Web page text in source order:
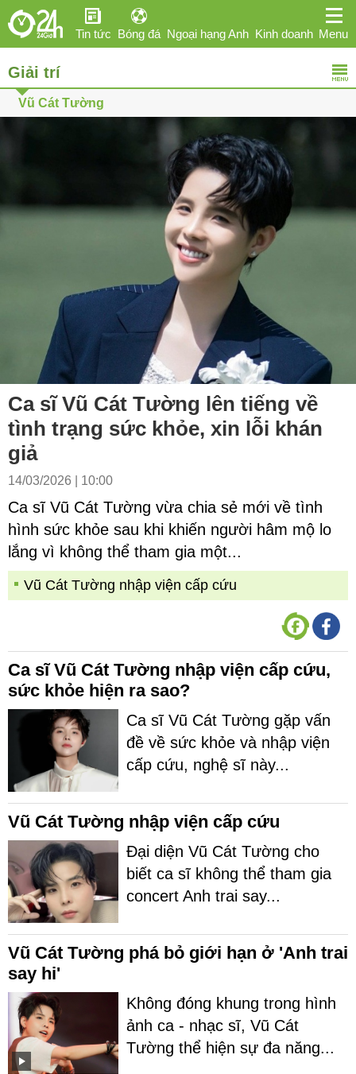
Menu
Tin tức Bóng đá Ngoại hạng Anh Kinh doanh
Phái đẹp
Giải trí
Vũ Cát Tường
Ca sĩ Vũ Cát Tường lên tiếng về
tình trạng sức khỏe, xin lỗi khán
giả
14/03/2026 | 10:00
Ca sĩ Vũ Cát Tường vừa chia sẻ mới về tình
hình sức khỏe sau khi khiến người hâm mộ lo
lắng vì không thể tham gia một...
Vũ Cát Tường nhập viện cấp cứu
Ca sĩ Vũ Cát Tường nhập viện cấp cứu,
sức khỏe hiện ra sao?
Ca sĩ Vũ Cát Tường gặp vấn
đề về sức khỏe và nhập viện
cấp cứu, nghệ sĩ này...
Vũ Cát Tường nhập viện cấp cứu
Đại diện Vũ Cát Tường cho
biết ca sĩ không thể tham gia
concert Anh trai say...
Vũ Cát Tường phá bỏ giới hạn ở 'Anh trai
say hi'
Không đóng khung trong hình
ảnh ca - nhạc sĩ, Vũ Cát
Tường thể hiện sự đa năng...